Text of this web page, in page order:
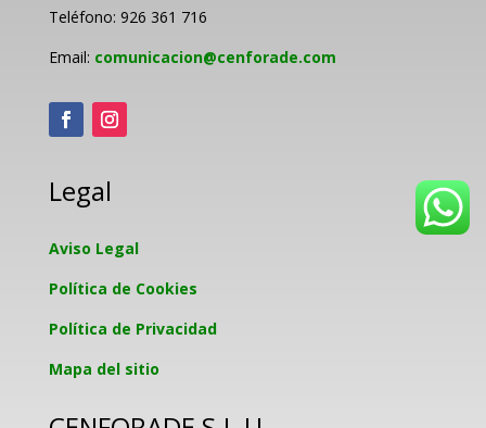
Teléfono: 926 361 716
Email: comunicacion@cenforade.com
Legal
Aviso Legal
Política de Cookies
Política de Privacidad
Mapa del sitio